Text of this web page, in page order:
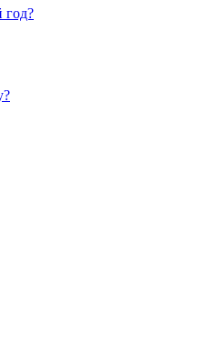
год?